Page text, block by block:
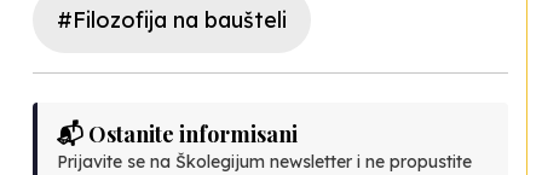
#Filozofija na baušteli
📬 Ostanite informisani
Prijavite se na Školegijum newsletter i ne propustite